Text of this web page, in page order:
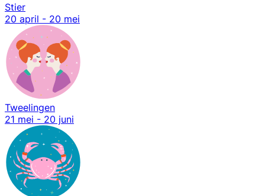
Stier
20 april - 20 mei
Tweelingen
21 mei - 20 juni